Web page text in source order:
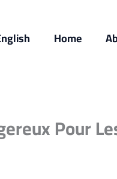
Home
Pour